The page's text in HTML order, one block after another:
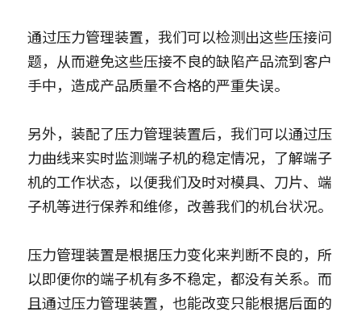
通过压力管理装置，我们可以检测出这些压接问
题，从而避免这些压接不良的缺陷产品流到客户
手中，造成产品质量不合格的严重失误。
另外，装配了压力管理装置后，我们可以通过压
力曲线来实时监测端子机的稳定情况，了解端子
机的工作状态，以便我们及时对模具、刀片、端
子机等进行保养和维修，改善我们的机台状况。
压力管理装置是根据压力变化来判断不良的，所
以即便你的端子机有多不稳定，都没有关系。而
且通过压力管理装置，也能改变只能根据后面的